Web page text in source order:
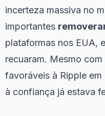
incerteza massiva no
importantes
plataformas nos EUA,
recuaram. Mesmo
favoráveis à Ripple
à confiança já estava